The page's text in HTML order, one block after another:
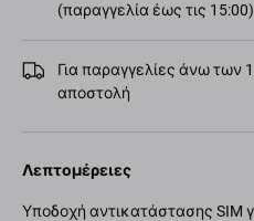
(παραγγελία έως τις 15:00)
Για παραγγελίες άνω των
αποστολή
Λεπτομέρειες
Υποδοχή αντικατάστασης SIM